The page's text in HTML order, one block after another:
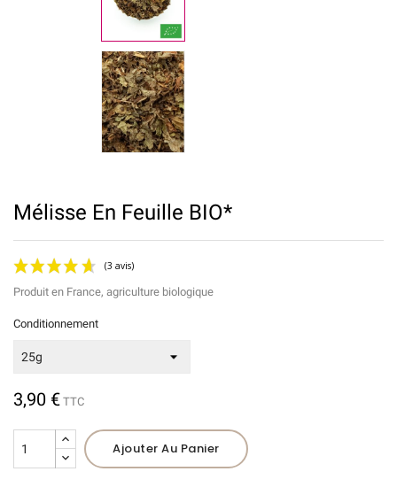
Mélisse En Feuille BIO*
Produit en France, agriculture biologique
Conditionnement
3,90 € TTC
Ajouter Au Panier